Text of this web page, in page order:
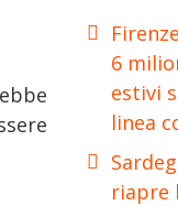
6
estivi
linea
riapre